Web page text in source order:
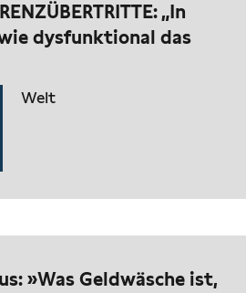
„In
dysfunktional das
Welt
»Was Geldwäsche ist,